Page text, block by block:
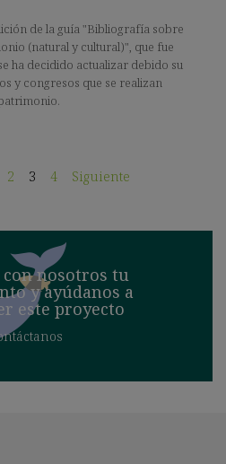
de la guía "Bibliografía sobre
(natural y cultural)", que fue
ha decidido actualizar debido su
y congresos que se realizan
2 3 4 Siguiente
nosotros tu
y ayúdanos a
este proyecto